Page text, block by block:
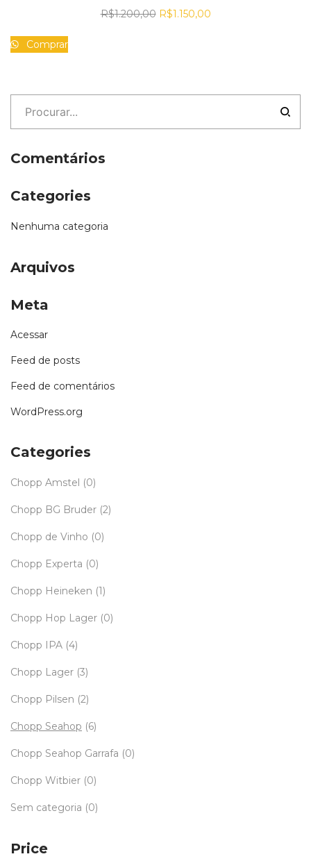
R$1.200,00 R$1.150,00
Comprar
Comentários
Categories
Nenhuma categoria
Arquivos
Meta
Acessar
Feed de posts
Feed de comentários
WordPress.org
Categories
Chopp Amstel (0)
Chopp BG Bruder (2)
Chopp de Vinho (0)
Chopp Experta (0)
Chopp Heineken (1)
Chopp Hop Lager (0)
Chopp IPA (4)
Chopp Lager (3)
Chopp Pilsen (2)
Chopp Seahop (6)
Chopp Seahop Garrafa (0)
Chopp Witbier (0)
Sem categoria (0)
Price